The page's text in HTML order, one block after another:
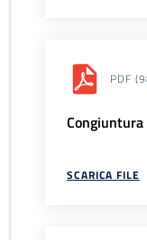
PDF
SCARICA FILE